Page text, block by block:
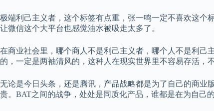
极端利己主义者，这个标签有点重，张一鸣一定不喜欢这个
让微信这个大平台也感觉油水被吸走太多了。
在商业社会里，哪个商人不是利己主义者，哪个人不是利己
的，一定是两袖清风的，这种人在现实世界里不容易存活，
无论是今日头条，还是腾讯，产品战略都是为了自己的商业
贵。BAT之间的战争，处处是同质化产品，谁都是在为自己